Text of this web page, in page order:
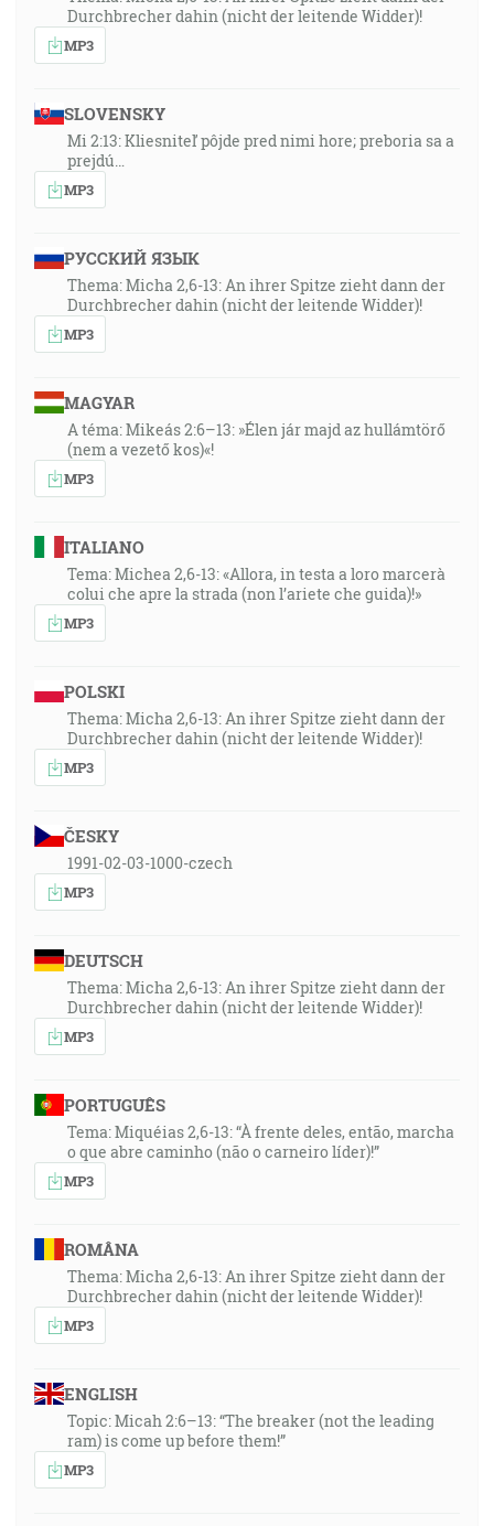
Durchbrecher dahin (nicht der leitende Widder)!
MP3
SLOVENSKY
Mi 2:13: Kliesniteľ pôjde pred nimi hore; preboria sa a
prejdú…
MP3
РУССКИЙ ЯЗЫК
Thema: Micha 2,6-13: An ihrer Spitze zieht dann der
Durchbrecher dahin (nicht der leitende Widder)!
MP3
MAGYAR
A téma: Mikeás 2:6–13: »Élen jár majd az hullámtörő
(nem a vezető kos)«!
MP3
ITALIANO
Tema: Michea 2,6-13: «Allora, in testa a loro marcerà
colui che apre la strada (non l’ariete che guida)!»
MP3
POLSKI
Thema: Micha 2,6-13: An ihrer Spitze zieht dann der
Durchbrecher dahin (nicht der leitende Widder)!
MP3
ČESKY
1991-02-03-1000-czech
MP3
DEUTSCH
Thema: Micha 2,6-13: An ihrer Spitze zieht dann der
Durchbrecher dahin (nicht der leitende Widder)!
MP3
PORTUGUÊS
Tema: Miquéias 2,6-13: “À frente deles, então, marcha
o que abre caminho (não o carneiro líder)!”
MP3
ROMÂNA
Thema: Micha 2,6-13: An ihrer Spitze zieht dann der
Durchbrecher dahin (nicht der leitende Widder)!
MP3
ENGLISH
Topic: Micah 2:6–13: “The breaker (not the leading
ram) is come up before them!”
MP3